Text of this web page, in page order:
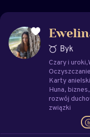
Byk
Czary i uroki
Karty
Huna biznes
rozwój
związki